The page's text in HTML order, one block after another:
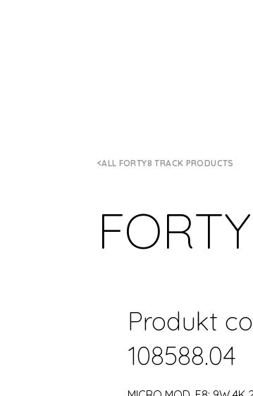
ALL FORTY8 TRACK PRODUCTS
Produkt
108588.04